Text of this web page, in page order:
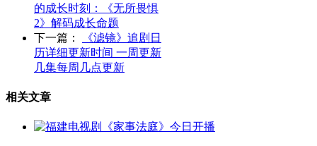
的成长时刻：《无所畏惧
2》解码成长命题
下一篇：
《滤镜》追剧日
历详细更新时间 一周更新
几集每周几点更新
相关文章